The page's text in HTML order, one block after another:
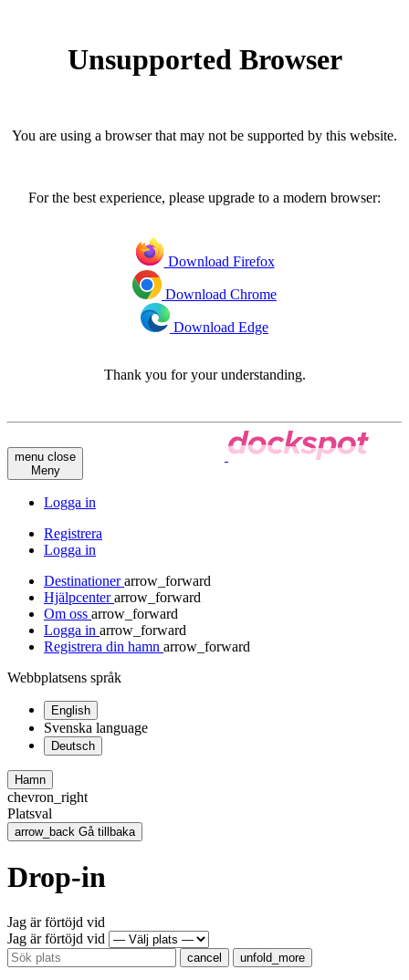
Unsupported Browser
You are using a browser that may not be supported by this website.
For the best experience, please upgrade to a modern browser:
Download Firefox
Download Chrome
Download Edge
Thank you for your understanding.
menu close
Meny
Logga in
Registrera
Logga in
Destinationerarrow_forward
Hjälpcenterarrow_forward
Om oss arrow_forward
Logga in arrow_forward
Registrera din hamn arrow_forward
Webbplatsens språk
English
Svenska language
Deutsch
Hamn
chevron_right
Platsval
arrow_back Gå tillbaka
Drop-in
Jag är förtöjd vid
Jag är förtöjd vid
cancel unfold_more